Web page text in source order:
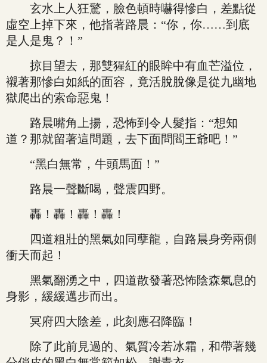
玄水上人狂驚，臉色頓時嚇得慘白，差點從
虛空上掉下來，他指著路晨：“你，你……到底
是人是鬼？！”
掠目望去，那雙猩紅的眼眸中有血芒溢位，
襯著那慘白如紙的面容，竟活脫脫像是從九幽地
獄爬出的索命惡鬼！
路晨嘴角上揚，恐怖到令人髮指：“想知
道？那就留著這問題，去下面問閻王爺吧！”
“黑白無常，牛頭馬面！”
路晨一聲斷喝，聲震四野。
轟！轟！轟！轟！
四道粗壯的黑氣如同孽龍，自路晨身旁兩側
衝天而起！
黑氣翻湧之中，四道散發著恐怖陰森氣息的
身影，緩緩邁步而出。
冥府四大陰差，此刻應召降臨！
除了此前見過的、氣質冷若冰霜，和帶著幾